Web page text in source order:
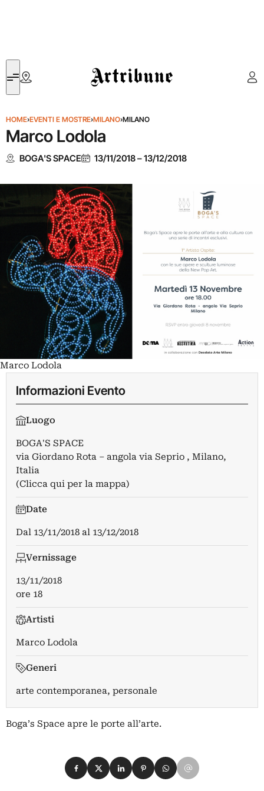
Artribune
HOME›EVENTI E MOSTRE›MILANO›MILANO
Marco Lodola
BOGA'S SPACE 13/11/2018–13/12/2018
Marco Lodola
Informazioni Evento
Luogo
BOGA'S SPACE
via Giordano Rota – angola via Seprio , Milano,
Italia
(Clicca qui per la mappa)
Date
Dal 13/11/2018 al 13/12/2018
Vernissage
13/11/2018
ore 18
Artisti
Marco Lodola
Generi
arte contemporanea, personale
Boga’s Space apre le porte all’arte.
Condividi su Facebook
Condividi su X
Condividi su LinkedIn
Condividi su Pinterest
Condividi su WhatsApp
Condividi su Email